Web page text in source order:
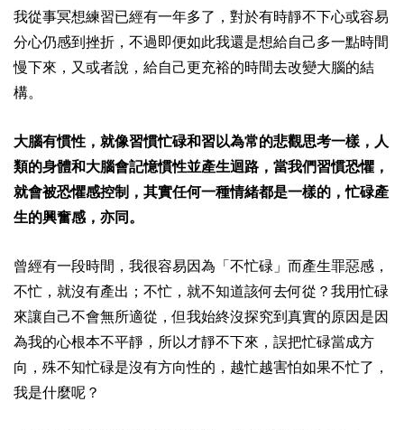
我從事冥想練習已經有一年多了，對於有時靜不下心或容易
分心仍感到挫折，不過即便如此我還是想給自己多一點時間
慢下來，又或者說，給自己更充裕的時間去改變大腦的結
構。
大腦有慣性，就像習慣忙碌和習以為常的悲觀思考一樣，人
類的身體和大腦會記憶慣性並產生迴路，當我們習慣恐懼，
就會被恐懼感控制，其實任何一種情緒都是一樣的，忙碌產
生的興奮感，亦同。
曾經有一段時間，我很容易因為「不忙碌」而產生罪惡感，
不忙，就沒有產出；不忙，就不知道該何去何從？我用忙碌
來讓自己不會無所適從，但我始終沒探究到真實的原因是因
為我的心根本不平靜，所以才靜不下來，誤把忙碌當成方
向，殊不知忙碌是沒有方向性的，越忙越害怕如果不忙了，
我是什麼呢？